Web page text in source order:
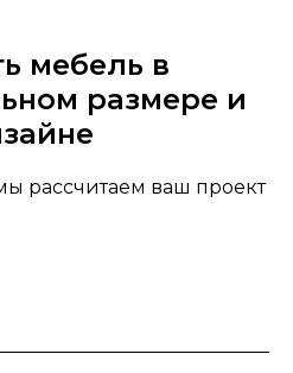
мебель в
размере и
рассчитаем ваш проект